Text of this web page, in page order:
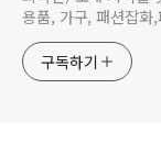
용품, 가구, 패션잡화
구독하기